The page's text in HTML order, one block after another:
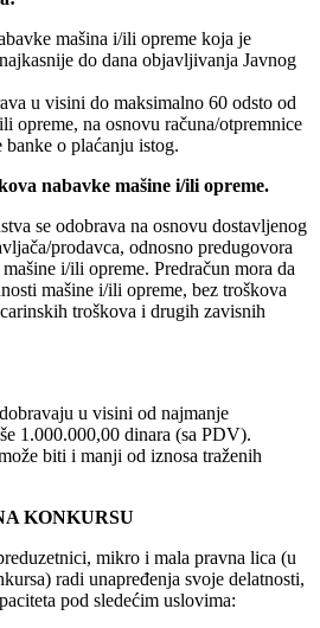
mašina i/ili opreme koja je
do dana objavljivanja Javnog
u visini do maksimalno 60 odsto od
opreme, na osnovu računa/otpremnice
o plaćanju istog.
nabavke mašine i/ili opreme.
se odobrava na osnovu dostavljenog
prodavca, odnosno predugovora
i/ili opreme. Predračun mora da
mašine i/ili opreme, bez troškova
troškova i drugih zavisnih
u visini od najmanje
1.000.000,00 dinara (sa PDV).
biti i manji od iznosa traženih
KONKURSU
mikro i mala pravna lica (u
radi unapređenja svoje delatnosti,
pod sledećim uslovima: